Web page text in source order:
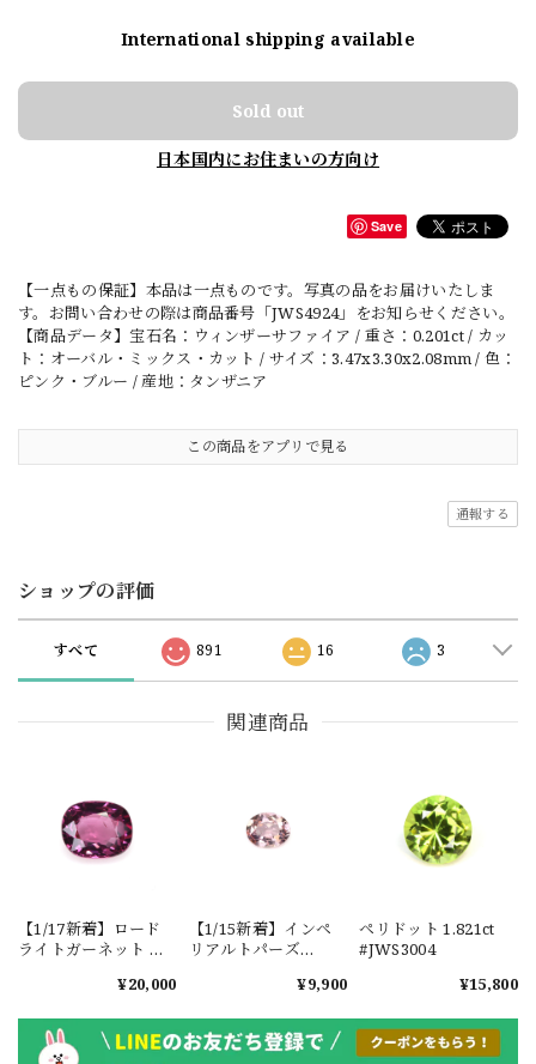
International shipping available
Sold out
日本国内にお住まいの方向け
Save
【一点もの保証】本品は一点ものです。写真の品をお届けいたしま
す。お問い合わせの際は商品番号「JWS4924」をお知らせください。
【商品データ】宝石名：ウィンザーサファイア / 重さ：0.201ct / カッ
ト：オーバル・ミックス・カット / サイズ：3.47x3.30x2.08mm / 色：
ピンク・ブルー / 産地：タンザニア
この商品をアプリで見る
通報する
ショップの評価
すべて 891 16 3
関連商品
【1/17新着】ロード
ライトガーネット タ
1.601ct【ソーティン
¥20,000
【1/15新着】インペ
リアルトパーズ
¥9,900
ペリドット 1.821ct
#JWS3004
¥15,800